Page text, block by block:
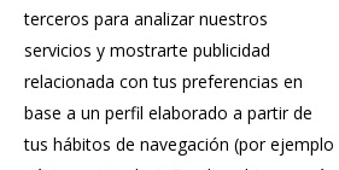
Aviso Legal
Política de privacidad
Política de cookies
terceros para analizar nuestros
servicios y mostrarte publicidad
relacionada con tus preferencias en
base a un perfil elaborado a partir de
tus hábitos de navegación (por ejemplo